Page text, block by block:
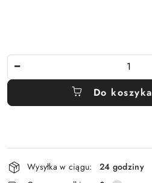
Do koszyka
Dostępność
i
Wysyłka w ciągu:
24 godziny